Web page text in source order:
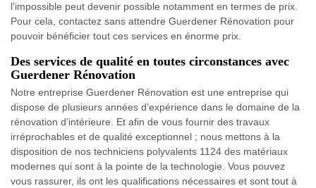
l'impossible peut devenir possible notamment en termes de prix.
Pour cela, contactez sans attendre Guerdener Rénovation pour
pouvoir bénéficier tout ces services en énorme prix.
Des services de qualité en toutes circonstances avec
Guerdener Rénovation
Notre entreprise Guerdener Rénovation est une entreprise qui
dispose de plusieurs années d’expérience dans le domaine de la
rénovation d’intérieure. Et afin de vous fournir des travaux
irréprochables et de qualité exceptionnel ; nous mettons à la
disposition de nos techniciens polyvalents 1124 des matériaux
modernes qui sont à la pointe de la technologie. Vous pouvez
vous rassurer, ils ont les qualifications nécessaires et sont tout à